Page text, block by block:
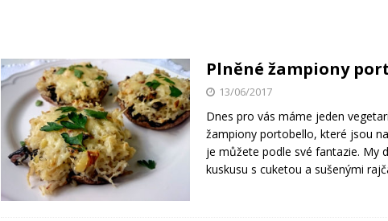
Plněné žampiony
13/06/2017
Dnes pro vás máme jeden
žampiony portobello, které jsou
je můžete podle své fantazie. My
kuskusu s cuketou a sušenými